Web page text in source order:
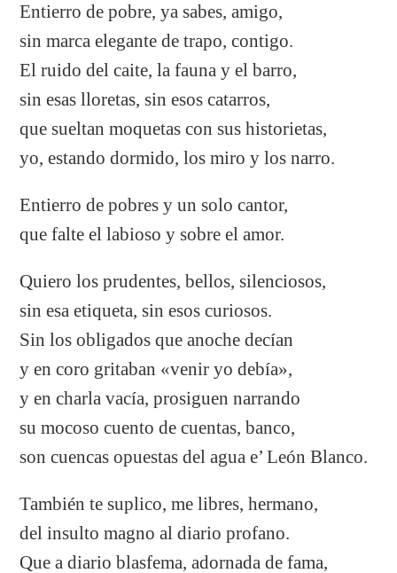
Entierro de pobre, ya sabes, amigo,
sin marca elegante de trapo, contigo.
El ruido del caite, la fauna y el barro,
sin esas lloretas, sin esos catarros,
que sueltan moquetas con sus historietas,
yo, estando dormido, los miro y los narro.
Entierro de pobres y un solo cantor,
que falte el labioso y sobre el amor.
Quiero los prudentes, bellos, silenciosos,
sin esa etiqueta, sin esos curiosos.
Sin los obligados que anoche decían
y en coro gritaban «venir yo debía»,
y en charla vacía, prosiguen narrando
su mocoso cuento de cuentas, banco,
son cuencas opuestas del agua e’ León Blanco.
También te suplico, me libres, hermano,
del insulto magno al diario profano.
Que a diario blasfema, adornada de fama,